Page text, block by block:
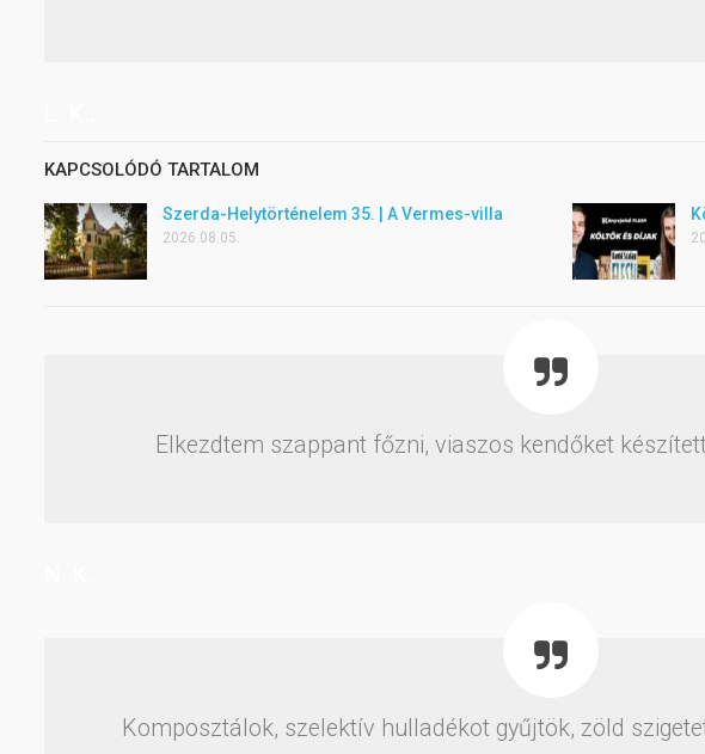
KAPCSOLÓDÓ TARTALOM
Szerda-Helytörténelem 35. | A Vermes-villa
2026.08.05.
Elkezdtem szappant főzni, viaszos kendőket
Komposztálok, szelektív hulladékot gyűjtök, zöld